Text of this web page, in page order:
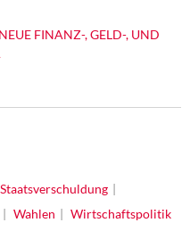
FINANZ-, GELD-, UND
Staatsverschuldung
Wahlen Wirtschaftspolitik